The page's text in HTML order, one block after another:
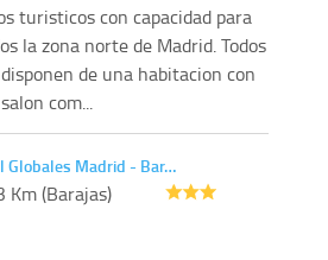
turisticos con capacidad para
la zona norte de Madrid. Todos
de una habitacion con
com...
Globales Madrid - Bar…
Km (Barajas)